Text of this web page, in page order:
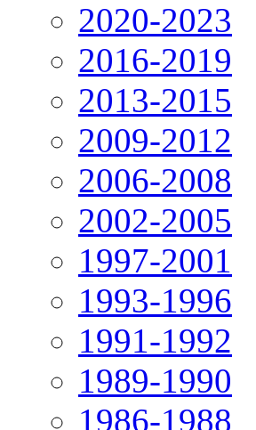
2020-2023
2016-2019
2013-2015
2009-2012
2006-2008
2002-2005
1997-2001
1993-1996
1991-1992
1989-1990
1986-1988